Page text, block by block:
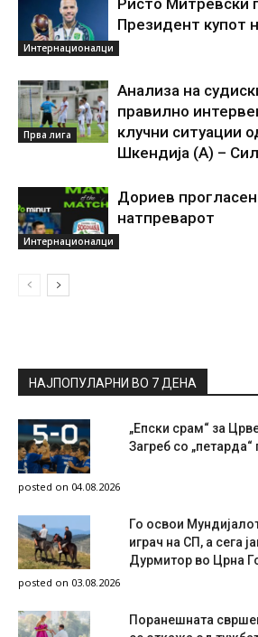
Интернационалци
Ристо Митревски
Президент купот
Прва лига
Анализа на
правилно
клучни ситуации
Шкендија (А) –
Интернационалци
Дориев прогласен
натпреварот
НАЈПОПУЛАРНИ ВО 7 ДЕНА
„Епски срам“ за
Загреб со
posted on 04.08.2026
Го освои
играч на СП, а сега
Дурмитор во Црна
posted on 03.08.2026
Поранешната